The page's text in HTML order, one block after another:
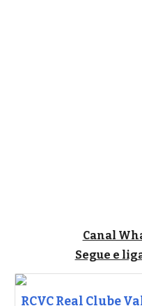
Canal
Segue e
RCVC Real Clube